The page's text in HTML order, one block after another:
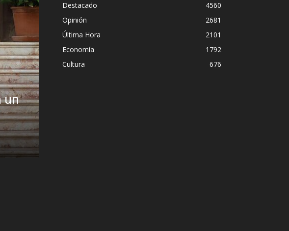
institucional en
Destacado
4560
Opinión
2681
Última Hora
2101
Economía
1792
Cultura
676